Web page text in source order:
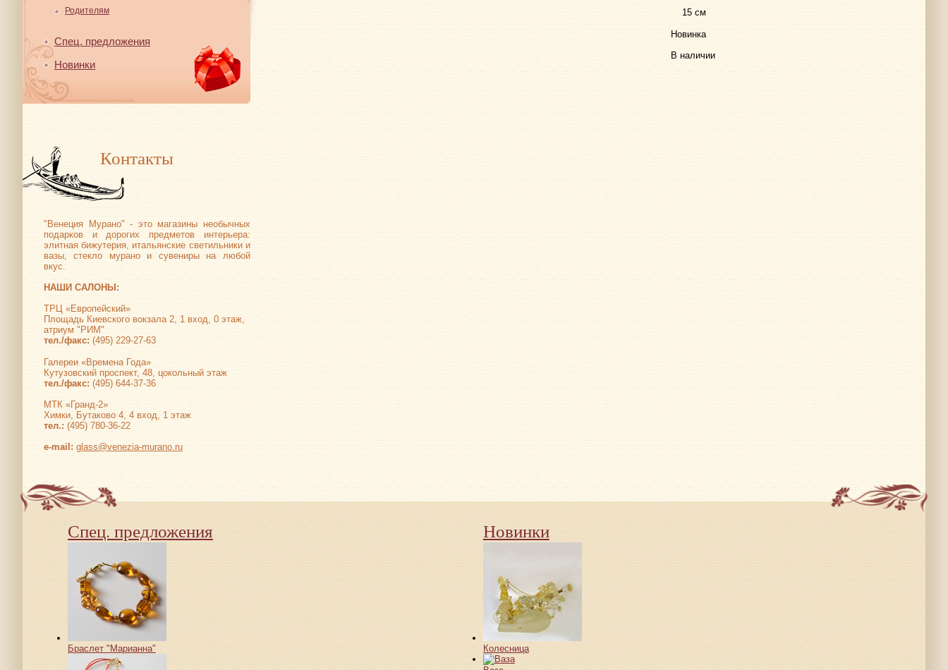
Родителям
Спец. предложения
Новинки
Контакты
"Венеция Мурано" - это магазины необычных
подарков и дорогих предметов интерьера:
элитная бижутерия, итальянские светильники и
вазы, стекло мурано и сувениры на любой
вкус.
НАШИ САЛОНЫ:
ТРЦ «Европейский»
Площадь Киевского вокзала 2, 1 вход, 0 этаж,
атриум "РИМ"
тел./факс: (495) 229-27-63
Галереи «Времена Года»
Кутузовский проспект, 48, цокольный этаж
тел./факс: (495) 644-37-36
МТК «Гранд-2»
Химки, Бутаково 4, 4 вход, 1 этаж
тел.: (495) 780-36-22
е-mail: glass@venezia-murano.ru
15 см
Новинка
В наличии
Спец. предложения
Браслет "Марианна"
Новинки
Колесница